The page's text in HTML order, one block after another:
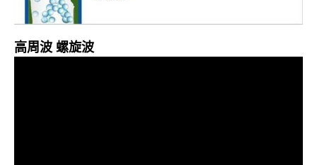
高周波 螺旋波